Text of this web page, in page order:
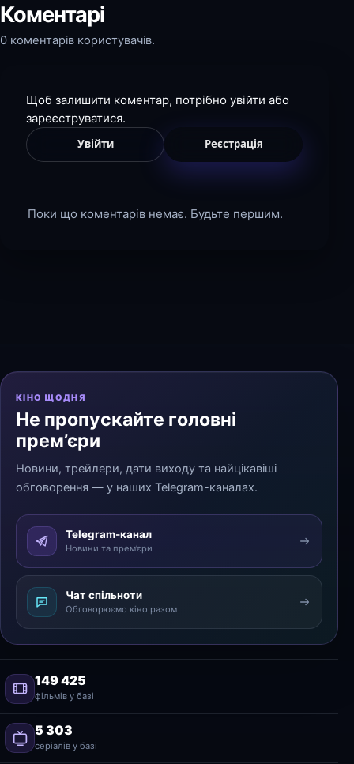
Коментарі
0 коментарів користувачів.
Щоб залишити коментар, потрібно увійти або
зареєструватися.
Увійти Реєстрація
Поки що коментарів немає. Будьте першим.
КІНО ЩОДНЯ
Не пропускайте головні
прем’єри
Новини, трейлери, дати виходу та найцікавіші
обговорення — у наших Telegram-каналах.
Telegram-канал
Новини та прем’єри
Чат спільноти
Обговорюємо кіно разом
149 425
фільмів у базі
5 303
серіалів у базі